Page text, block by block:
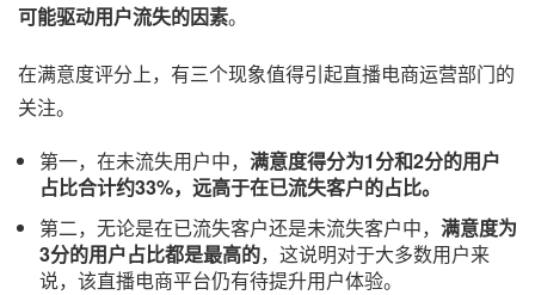
可能驱动用户流失的因素。
在满意度评分上，有三个现象值得引起直播电商运营部门的
关注。
第一，在未流失用户中， 满意度得分为1分和2分的用户
占比合计约33%，远高于在已流失客户的占比。
第二，无论是在已流失客户还是未流失客户中， 满意度为
3分的用户占比都是最高的，这说明对于大多数用户来
说，该直播电商平台仍有待提升用户体验。